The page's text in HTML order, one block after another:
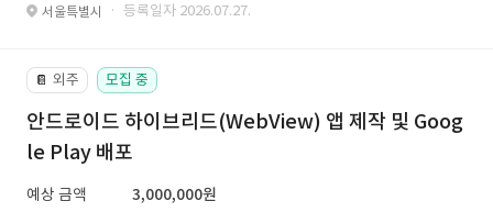
서울특별시 · 등록일자 2026.07.27.
📔 외주 모집 중
안드로이드 하이브리드(WebView) 앱 제작 및 Goog
le Play 배포
예상 금액
3,000,000원